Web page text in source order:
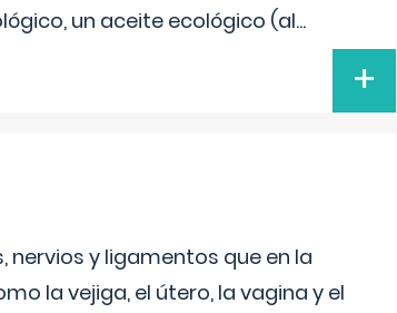
un aceite ecológico (al...
+
nervios y ligamentos que en la
la vejiga, el útero, la vagina y el